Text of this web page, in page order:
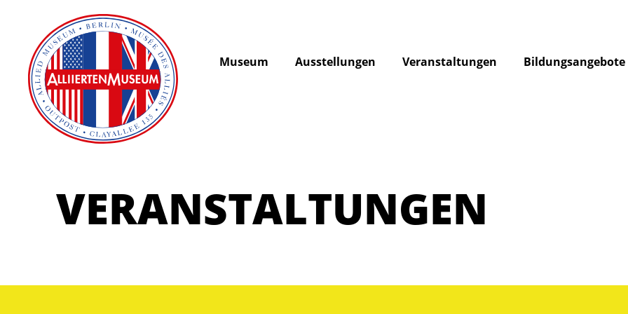
Museum Ausstellungen Veranstaltungen Bildungsangebote
VERANSTALTUNGEN